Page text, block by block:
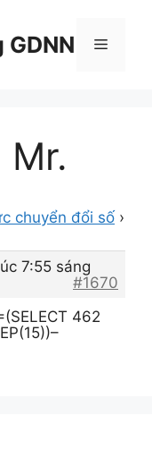
Menu
Mr.
chuyển đổi số ›
7:55 sáng
#1670
462